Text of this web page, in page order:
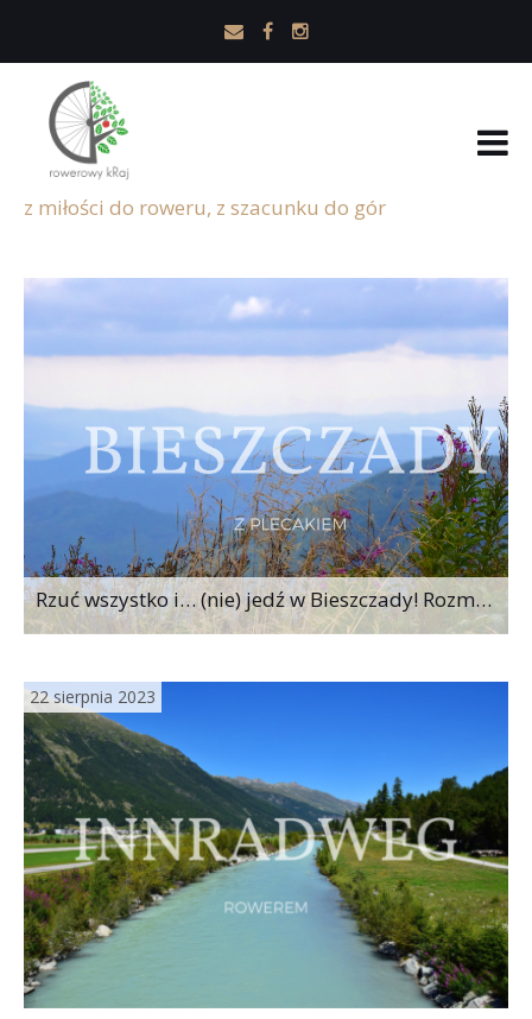
z miłości do roweru, z szacunku do gór
Rzuć wszystko i… (nie) jedź w Bieszczady! Rozmyślania po wycieczce na Jasło
22 sierpnia 2023